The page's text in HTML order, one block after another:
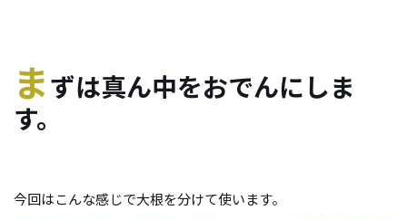
まずは真ん中をおでんにしま
す。
今回はこんな感じで大根を分けて使います。